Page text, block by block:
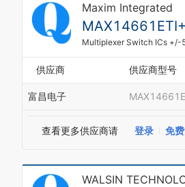
Maxim Integrated
供应商 供应商型号
富昌电子
查看更多供应商请 登录 免
WALSIN